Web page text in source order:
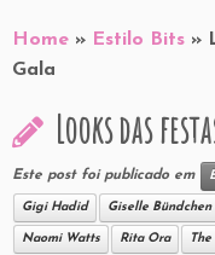
to
content
Home » Estilo Bits »
Gala
Looks das
Este post foi publicado em
Gigi Hadid Giselle Bündchen
Naomi Watts Rita Ora